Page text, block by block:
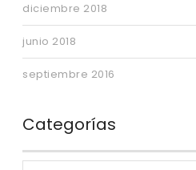
diciembre 2018
junio 2018
septiembre 2016
Categorías